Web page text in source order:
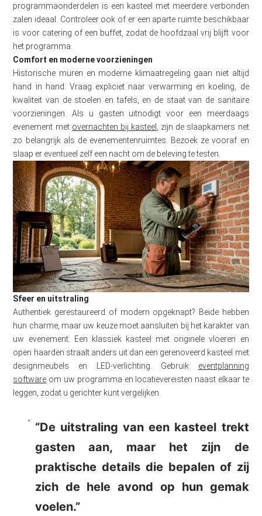
programmaonderdelen is een kasteel met meerdere verbonden
zalen ideaal. Controleer ook of er een aparte ruimte beschikbaar
is voor catering of een buffet, zodat de hoofdzaal vrij blijft voor
het programma.
Comfort en moderne voorzieningen
Historische muren en moderne klimaatregeling gaan niet altijd
hand in hand. Vraag expliciet naar verwarming en koeling, de
kwaliteit van de stoelen en tafels, en de staat van de sanitaire
voorzieningen. Als u gasten uitnodigt voor een meerdaags
evenement met overnachten bij kasteel , zijn de slaapkamers net
zo belangrijk als de evenementenruimtes. Bezoek ze vooraf en
slaap er eventueel zelf een nacht om de beleving te testen.
Sfeer en uitstraling
Authentiek gerestaureerd of modern opgeknapt? Beide hebben
hun charme, maar uw keuze moet aansluiten bij het karakter van
uw evenement. Een klassiek kasteel met originele vloeren en
open haarden straalt anders uit dan een gerenoveerd kasteel met
designmeubels en LED-verlichting. Gebruik eventplanning
software om uw programma en locatievereisten naast elkaar te
leggen, zodat u gerichter kunt vergelijken.
“De uitstraling van een kasteel trekt
gasten aan, maar het zijn de
praktische details die bepalen of zij
zich de hele avond op hun gemak
voelen.”